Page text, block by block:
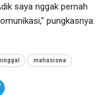
saya nggak pernah
pungkasnya.
mahasiswa